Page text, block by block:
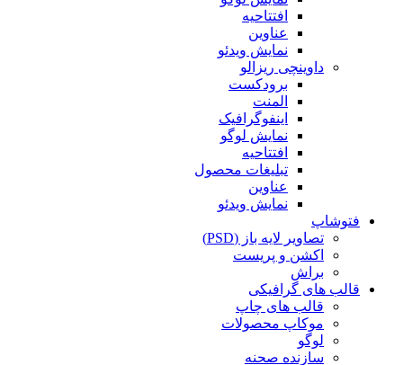
افتتاحیه
عناوین
نمایش ویدئو
داوینچی ریزالو
برودکست
المنت
اینفوگرافیک
نمایش لوگو
افتتاحیه
تبلیغات محصول
عناوین
نمایش ویدئو
فتوشاپ
تصاویر لایه باز (PSD)
اکشن و پریست
براش
قالب های گرافیکی
قالب های چاپ
موکاپ محصولات
لوگو
سازنده صحنه